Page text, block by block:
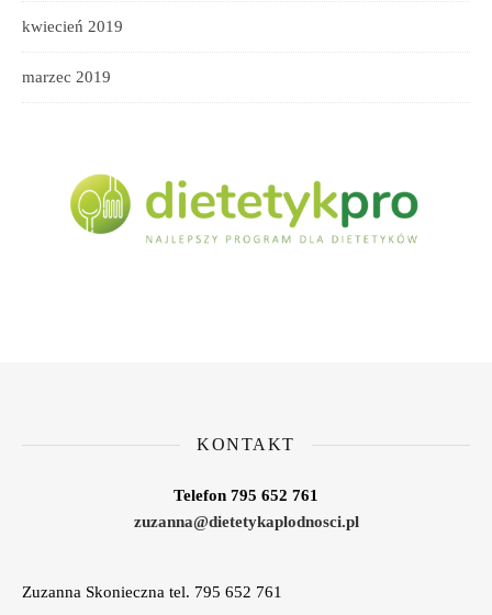
kwiecień 2019
marzec 2019
KONTAKT
Telefon 795 652 761
zuzanna@dietetykaplodnosci.pl
Zuzanna Skonieczna tel. 795 652 761